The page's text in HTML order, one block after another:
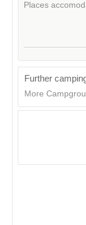
Places
Further
More